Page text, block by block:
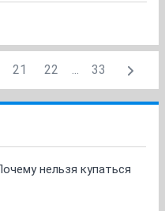
21 22 ... 33
нельзя купаться